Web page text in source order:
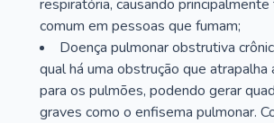
respiratória, causando
comum em pessoas que fumam;
Doença pulmonar obstrutiva
qual há uma obstrução que atrapalha
para os pulmões, podendo gerar
graves como o enfisema pulmonar.